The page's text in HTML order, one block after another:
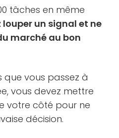
tâches en même
louper un signal et ne
marché au bon
que vous passez à
vous devez mettre
votre côté pour ne
décision.